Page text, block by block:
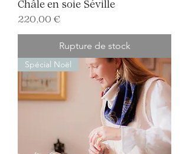
Châle en soie Séville
Prix
220,00 €
Rupture de stock
Spécial Noël